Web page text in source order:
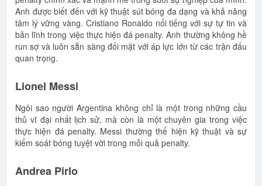
Anh được biết đến với kỹ thuật sút bóng đa dạng và khả năng
tâm lý vững vàng. Cristiano Ronaldo nổi tiếng với sự tự tin và
bản lĩnh trong việc thực hiện đá penalty. Anh thường không hề
run sợ và luôn sẵn sàng đối mặt với áp lực lớn từ các trận đấu
quan trọng.
Lionel Messi
Ngôi sao người Argentina không chỉ là một trong những cầu
thủ vĩ đại nhất lịch sử, mà còn là một chuyên gia trong việc
thực hiện đá penalty. Messi thường thể hiện kỹ thuật và sự
kiểm soát bóng tuyệt vời trong mỗi quả penalty.
Andrea Pirlo